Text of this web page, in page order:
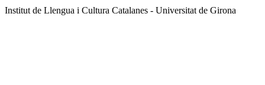
Institut de Llengua i Cultura Catalanes - Universitat de Girona